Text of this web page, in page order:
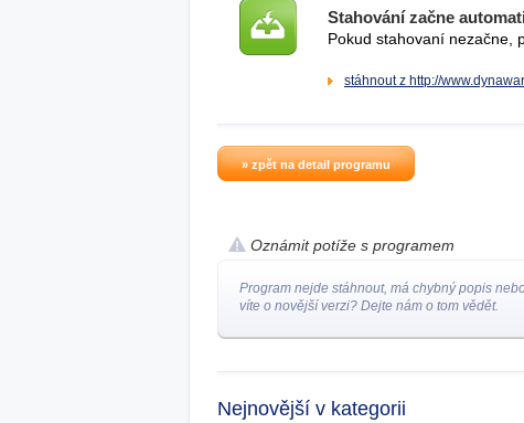
Stahování začne
Pokud stahovaní nezačne,
stáhnout z http://
» zpět na detail programu
Oznámit potíže s programem
Program nejde stáhnout, má chybný popis
víte o novější verzi? Dejte nám o tom vědět.
Nejnovější v kategorii